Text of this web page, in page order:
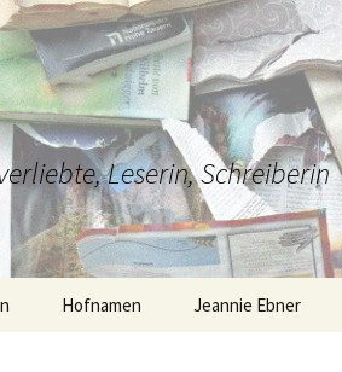
Leserin, Schreiberin
Hofnamen Jeannie Ebner